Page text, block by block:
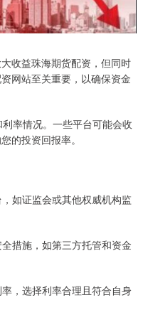
收益珠海期货配资，但同时
网站至关重要，以确保资金
率情况。一些平台可能会收
的投资回报率。
如证监会或其他权威机构监
措施，如第三方托管和资金
，选择利率合理且符合自身